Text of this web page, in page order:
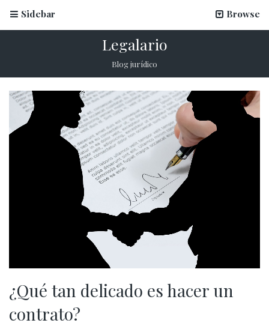
Sidebar Browse
Legalario
Blog jurídico
¿Qué tan delicado es hacer un
contrato?